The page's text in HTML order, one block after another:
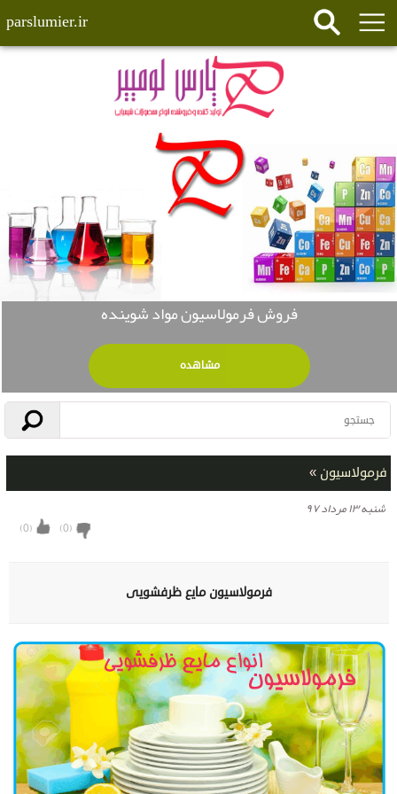
parslumier.ir
فروش فرمولاسیون مواد شوینده
مشاهده
فرمولاسیون»
شنبه ۱۳ مرداد ۹۷
(
0
) (
0
)
فرمولاسیون مایع ظرفشویی